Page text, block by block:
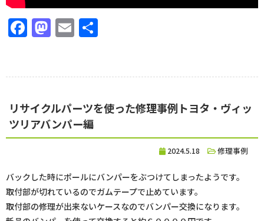
Facebook
Mastodon
Email
リサイクルパーツを使った修理事例トヨタ・ヴィッ
ツリアバンパー編
2024.5.18 修理事例
バックした時にポールにバンパーをぶつけてしまったようです。
取付部が切れているのでガムテープで止めています。
取付部の修理が出来ないケースなのでバンパー交換になります。